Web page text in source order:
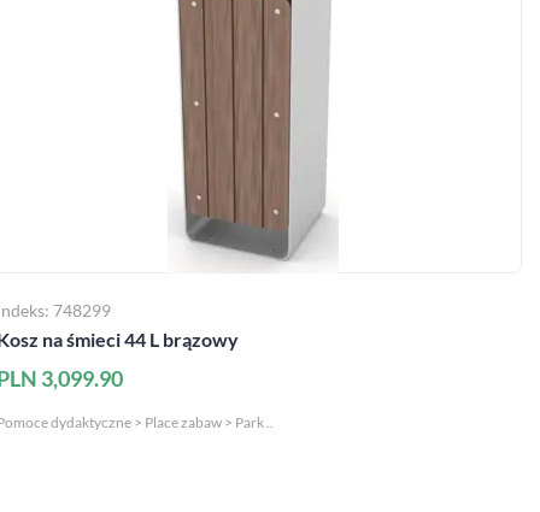
366 55 55
zapytaj nas
748299
na śmieci 44 L brązowy
3,099.90
dydaktyczne > Place zabaw > Park ..